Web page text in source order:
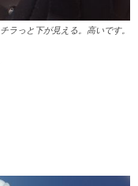
チラっと下が見える。高いです。